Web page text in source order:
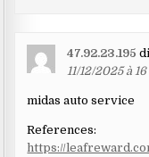
47.92.23.195
11/12/2025 à
midas auto service
References:
https://